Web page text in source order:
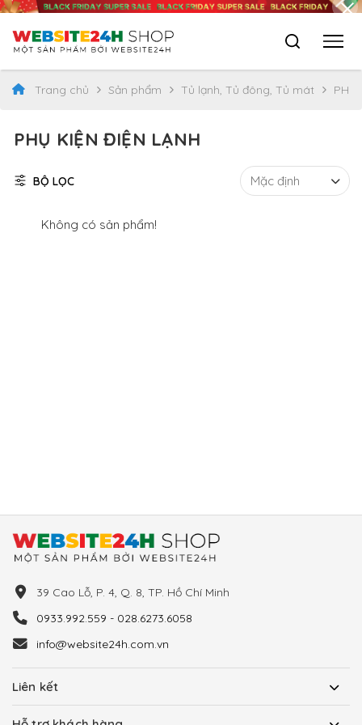
Trang chủ Sản phẩm Tủ lạnh, Tủ đông, Tủ mát PHỤ
PHỤ KIỆN ĐIỆN LẠNH
BỘ LỌC
Không có sản phẩm!
39 Cao Lỗ, P. 4, Q. 8, TP. Hồ Chí Minh
0933.992.559 - 028.6273.6058
info@website24h.com.vn
Liên kết